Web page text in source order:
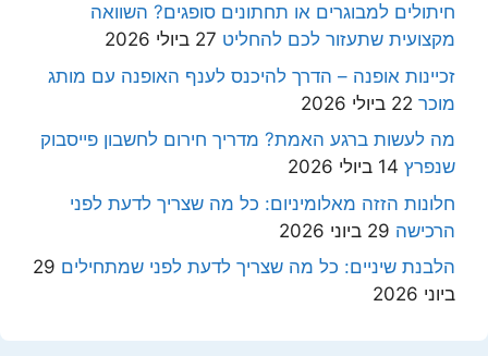
חיתולים למבוגרים או תחתונים סופגים? השוואה
מקצועית שתעזור לכם להחליט 27 ביולי 2026
זכיינות אופנה – הדרך להיכנס לענף האופנה עם מותג
מוכר 22 ביולי 2026
מה לעשות ברגע האמת? מדריך חירום לחשבון פייסבוק
שנפרץ 14 ביולי 2026
חלונות הזזה מאלומיניום: כל מה שצריך לדעת לפני
הרכישה 29 ביוני 2026
הלבנת שיניים: כל מה שצריך לדעת לפני שמתחילים 29
ביוני 2026